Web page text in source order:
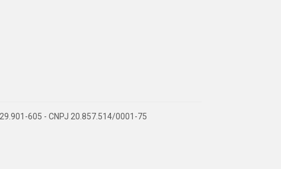
605 - CNPJ 20.857.514/0001-75